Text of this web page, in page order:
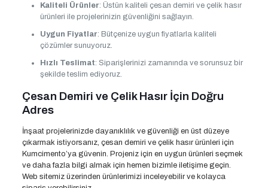
Kaliteli Ürünler: Üstün kaliteli çesan demiri ve çelik hasır
ürünleri ile projelerinizin güvenliğini sağlayın.
Uygun Fiyatlar: Bütçenize uygun fiyatlarla kaliteli
çözümler sunuyoruz.
Hızlı Teslimat: Siparişlerinizi zamanında ve sorunsuz bir
şekilde teslim ediyoruz.
Çesan Demiri ve Çelik Hasır İçin Doğru
Adres
İnşaat projelerinizde dayanıklılık ve güvenliği en üst düzeye
çıkarmak istiyorsanız, çesan demiri ve çelik hasır ürünleri için
Kumcimento’ya güvenin. Projeniz için en uygun ürünleri seçmek
ve daha fazla bilgi almak için hemen bizimle iletişime geçin.
Web sitemiz üzerinden ürünlerimizi inceleyebilir ve kolayca